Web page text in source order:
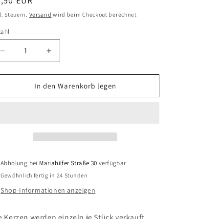
Steuern. Versand wird beim Checkout berechnet
Verringere
die
Menge
British
-
einzelne
Kerzen
Erhöhe
die
Menge
für
British
-
einzelne
Kerzen
In den Warenkorb legen
Abholung bei Mariahilfer Straße 30 verfügbar
Gewöhnlich fertig in 24 Stunden
Shop-Informationen anzeigen